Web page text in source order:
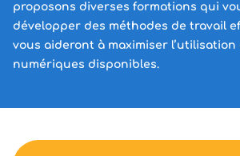
proposons diverses formations qui
développer des méthodes de travail
vous aideront à maximiser l’utilisation
numériques disponibles.